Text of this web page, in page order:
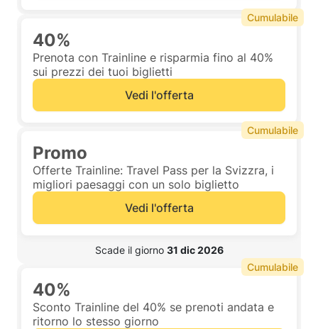
40%
Prenota con Trainline e risparmia fino al 40%
sui prezzi dei tuoi biglietti
Vedi l'offerta
Cumulabile
Promo
Offerte Trainline: Travel Pass per la Svizzra, i
migliori paesaggi con un solo biglietto
Vedi l'offerta
Scade il giorno 31 dic 2026
Cumulabile
40%
Sconto Trainline del 40% se prenoti andata e
ritorno lo stesso giorno
Cumulabile